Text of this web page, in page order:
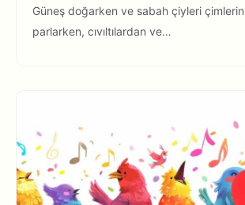
Güneş doğarken ve sabah çiyleri
parlarken, cıvıltılardan ve…